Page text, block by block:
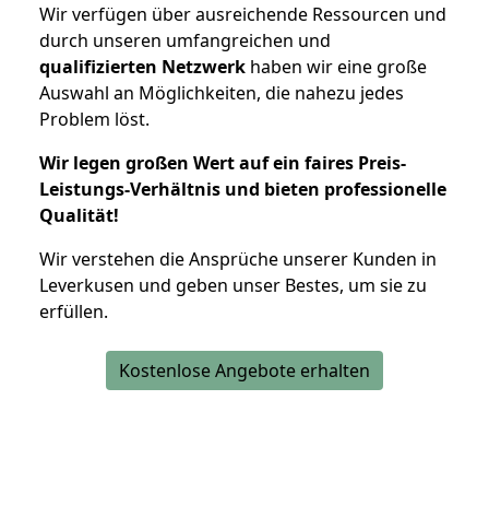
Wir verfügen über ausreichende Ressourcen und
durch unseren umfangreichen und
qualifizierten Netzwerk haben wir eine große
Auswahl an Möglichkeiten, die nahezu jedes
Problem löst.
Wir legen großen Wert auf ein faires Preis-
Leistungs-Verhältnis und bieten professionelle
Qualität!
Wir verstehen die Ansprüche unserer Kunden in
Leverkusen und geben unser Bestes, um sie zu
erfüllen.
Kostenlose Angebote erhalten